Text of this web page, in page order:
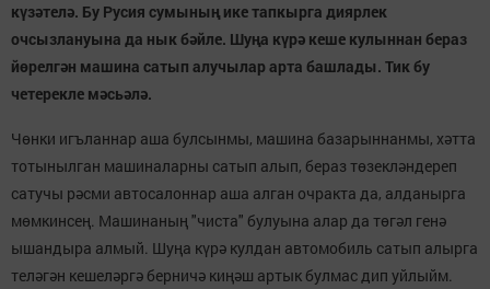
күзәтелә. Бу Русия сумының ике тапкырга диярлек
очсызлануына да нык бәйле. Шуңа күрә кеше кулыннан бераз
йөрелгән машина сатып алучылар арта башлады. Тик бу
четерекле мәсьәлә.
Чөнки игъланнар аша булсынмы, машина базарыннанмы, хәтта
тотынылган машиналарны сатып алып, бераз төзекләндереп
сатучы рәсми автосалоннар аша алган очракта да, алданырга
мөмкинсең. Машинаның "чиста" булуына алар да төгәл генә
ышандыра алмый. Шуңа күрә кулдан автомобиль сатып алырга
теләгән кешеләргә берничә киңәш артык булмас дип уйлыйм.